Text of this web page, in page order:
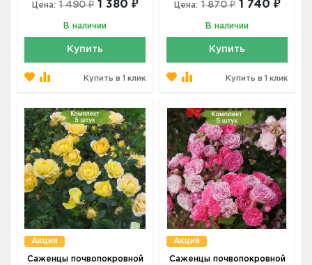
Цена: 1 490 ₽ 1 380 ₽
В наличии
Купить
Купить в 1 клик
Цена: 1 870 ₽ 1 740 ₽
В наличии
Купить
Купить в 1 клик
Акция
Саженцы почвопокровной
Акция
Саженцы почвопокровной